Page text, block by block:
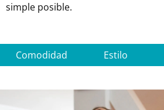
simple posible.
Comodidad Estilo